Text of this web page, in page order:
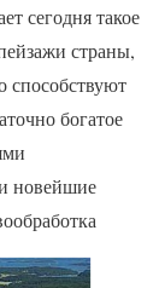
сегодня такое
страны,
способствуют
богатое
новейшие